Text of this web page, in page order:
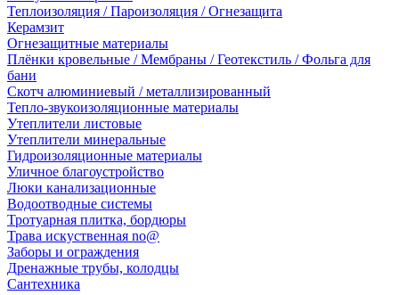
Теплоизоляция / Пароизоляция / Огнезащита
Керамзит
Огнезащитные материалы
Плёнки кровельные / Мембраны / Геотекстиль / Фольга для
бани
Скотч алюминиевый / металлизированный
Тепло-звукоизоляционные материалы
Утеплители листовые
Утеплители минеральные
Гидроизоляционные материалы
Уличное благоустройство
Люки канализационные
Водоотводные системы
Тротуарная плитка, бордюры
Трава искуственная no@
Заборы и ограждения
Дренажные трубы, колодцы
Сантехника